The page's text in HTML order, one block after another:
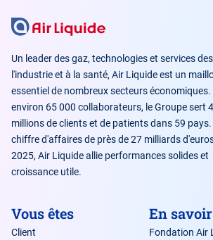
Un leader des gaz, technologies et services
l'industrie et à la santé, Air Liquide est un
essentiel de nombreux secteurs économiques.
environ 65 000 collaborateurs, le Groupe sert
millions de clients et de patients dans 59 pays.
chiffre d'affaires de près de 27 milliards
2025, Air Liquide allie performances solides et
croissance utile.
Vous êtes
Client
En
Fondation Air